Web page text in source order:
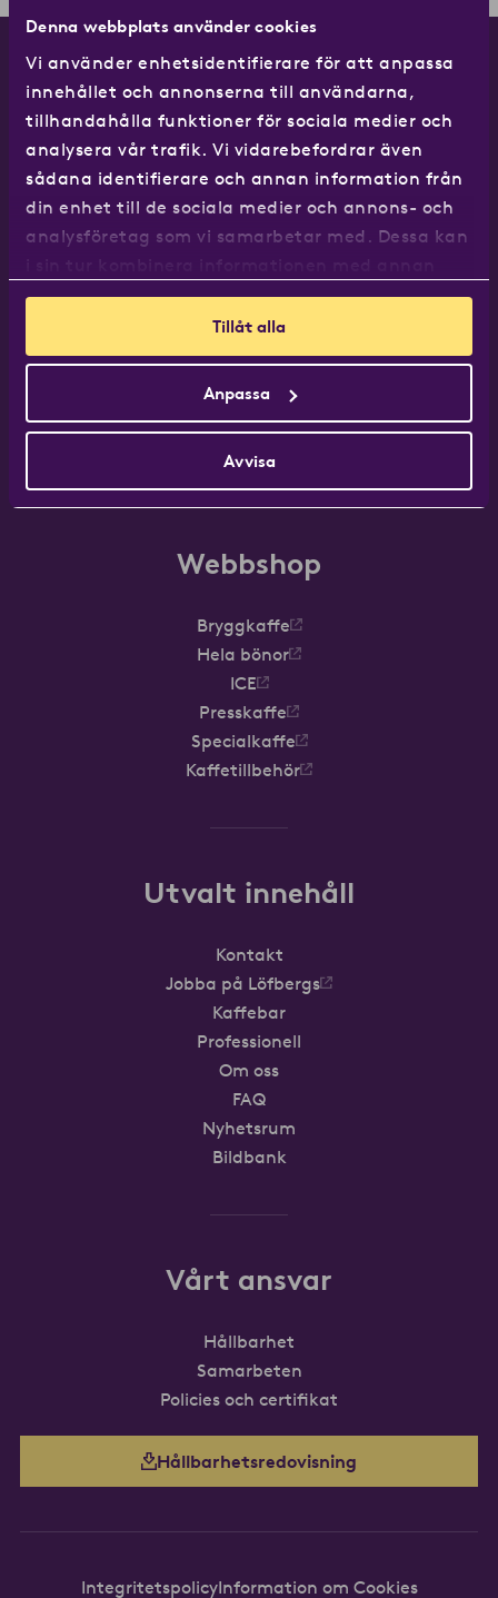
Denna webbplats använder cookies
Vi använder enhetsidentifierare för att anpassa
innehållet och annonserna till användarna,
tillhandahålla funktioner för sociala medier och
analysera vår trafik. Vi vidarebefordrar även
sådana identifierare och annan information från
din enhet till de sociala medier och annons- och
analysföretag som vi samarbetar med. Dessa kan
information som du har tillhandahållit eller som
de har samlat in när du har använt deras
tjänster.
Tillåt alla
Anpassa
Avvisa
Facebook
Instagram
X YouTube
LinkedIn
Box 1501,
651 21 Karlstad
Tel:
Fax: 054-14 01 35
Org.nr 556290-7088
Webbshop
Bryggkaffe
Hela bönor
ICE
Presskaffe
Specialkaffe
Kaffetillbehör
Utvalt innehåll
Kontakt
Jobba på Löfbergs
Kaffebar
Professionell
Om oss
FAQ
Nyhetsrum
Bildbank
Vårt ansvar
Hållbarhet
Samarbeten
Policies och certifikat
Hållbarhetsredovisning
IntegritetspolicyInformation om Cookies